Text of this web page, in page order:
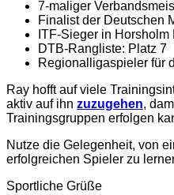
7-maliger
Finalist der Deutschen
ITF-Sieger in
DTB-Rangliste: Platz 7
Regionalligaspieler für
Ray hofft auf viele
aktiv auf ihn zuzugehen,
Trainingsgruppen erfolgen
Nutze die Gelegenheit, von
erfolgreichen Spieler zu
Sportliche Grüße